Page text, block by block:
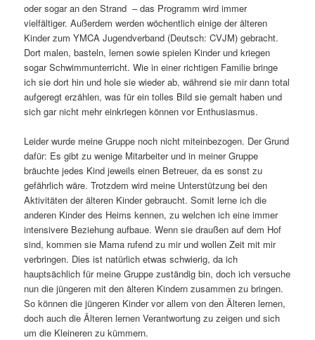
oder sogar an den Strand – das Programm wird immer
vielfältiger. Außerdem werden wöchentlich einige der älteren
Kinder zum YMCA Jugendverband (Deutsch: CVJM) gebracht.
Dort malen, basteln, lernen sowie spielen Kinder und kriegen
sogar Schwimmunterricht. Wie in einer richtigen Familie bringe
ich sie dort hin und hole sie wieder ab, während sie mir dann total
aufgeregt erzählen, was für ein tolles Bild sie gemalt haben und
sich gar nicht mehr einkriegen können vor Enthusiasmus.
Leider wurde meine Gruppe noch nicht miteinbezogen. Der Grund
dafür: Es gibt zu wenige Mitarbeiter und in meiner Gruppe
bräuchte jedes Kind jeweils einen Betreuer, da es sonst zu
gefährlich wäre. Trotzdem wird meine Unterstützung bei den
Aktivitäten der älteren Kinder gebraucht. Somit lerne ich die
anderen Kinder des Heims kennen, zu welchen ich eine immer
intensivere Beziehung aufbaue. Wenn sie draußen auf dem Hof
sind, kommen sie Mama rufend zu mir und wollen Zeit mit mir
verbringen. Dies ist natürlich etwas schwierig, da ich
hauptsächlich für meine Gruppe zuständig bin, doch ich versuche
nun die jüngeren mit den älteren Kindern zusammen zu bringen.
So können die jüngeren Kinder vor allem von den Älteren lernen,
doch auch die Älteren lernen Verantwortung zu zeigen und sich
um die Kleineren zu kümmern.